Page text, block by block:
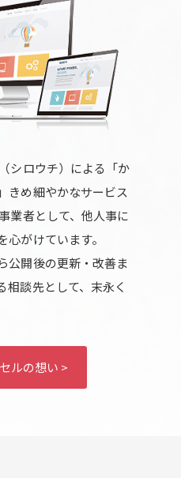
シロウチ）による「か
きめ細やかなサービス
業者として、他人事に
心がけています。
公開後の更新・改善ま
相談先として、末永く
ルの想い >